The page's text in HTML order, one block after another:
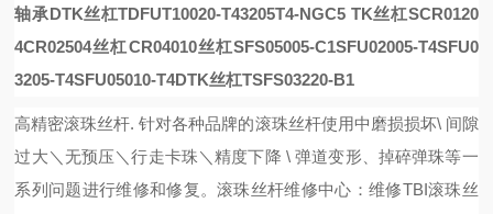
轴承DTK丝杠TDFUT10020-T43205T4-NGC5 TK丝杠SCR0120
4CR02504丝杠CR04010丝杠SFS05005-C1SFU02005-T4SFU0
3205-T4SFU05010-T4DTK丝杠TSFS03220-B1
高精密滚珠丝杆. 针对各种品牌的滚珠丝杆使用中磨损损坏\ 间隙
过大＼无预压＼行走卡珠＼精度下降 \ 弹道变形、掉碎弹珠等一
系列问题进行维修和修复。滚珠丝杆维修中心：维修TBI滚珠丝